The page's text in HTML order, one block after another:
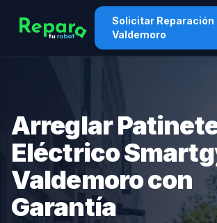
Solicitar Reparación
Valdemoro
Arreglar
Eléctrico
Valdemoro con
Garantía